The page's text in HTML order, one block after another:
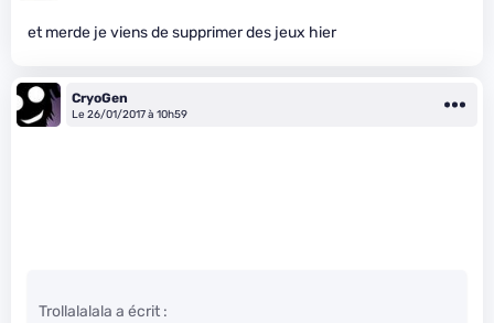
et merde je viens de supprimer des jeux hier
CryoGen
Le 26/01/2017 à 10h59
Trollalalala a écrit :